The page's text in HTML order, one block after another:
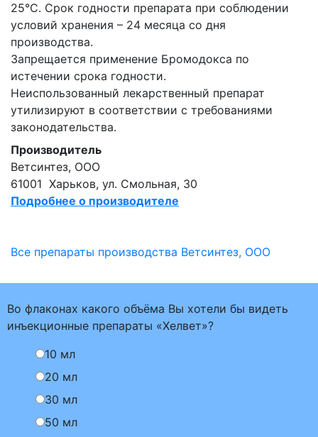
25°С. Срок годности препарата при соблюдении
условий хранения – 24 месяца со дня
производства.
Запрещается применение Бромодокса по
истечении срока годности.
Неиспользованный лекарственный препарат
утилизируют в соответствии с требованиями
законодательства.
Производитель
Ветсинтез, ООО
61001 Харьков, ул. Смольная, 30
Подробнее о производителе
Все препараты производства Ветсинтез, ООО
Во флаконах какого объёма Вы хотели бы видеть
инъекционные препараты «Хелвет»?
10 мл
20 мл
30 мл
50 мл